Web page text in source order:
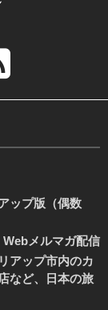
ップ版（偶数
メルマガ配信
アップ市内のカ
など、日本の旅